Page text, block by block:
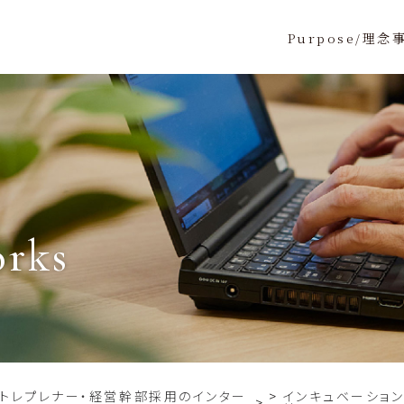
Purpose/理念
レプレナー・経営幹部採用のインター インキュベーショ